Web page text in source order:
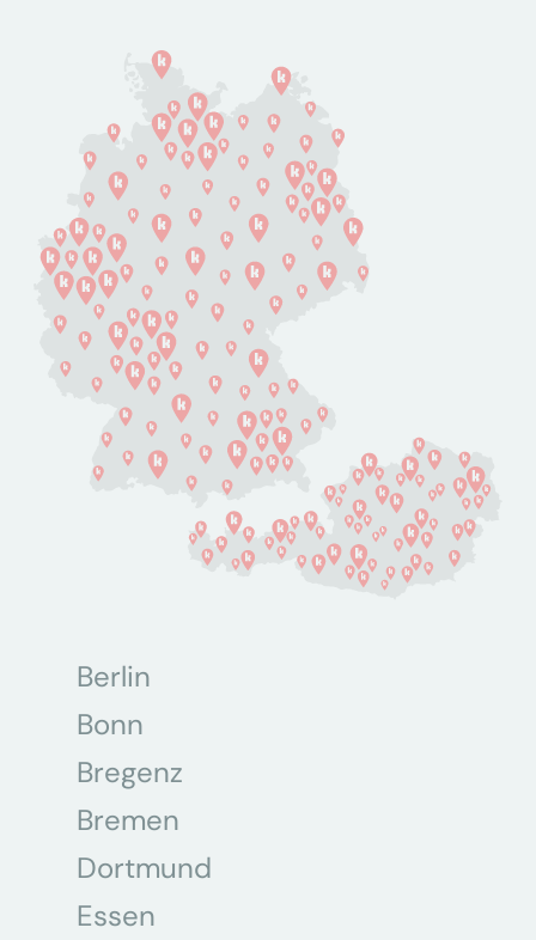
Berlin
Bonn
Bregenz
Bremen
Dortmund
Essen